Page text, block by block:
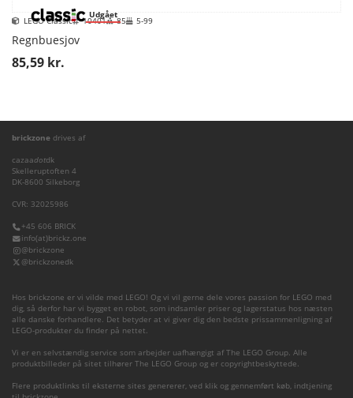
Udgået
LEGO Classic 10401 85 5-99
Regnbuesjov
85,59 kr.
brickzone drives af
cazaadotdk
Skelleruptoften 4
DK-8600 Silkeborg
CVR: 32025986
+45 606 BRICK
info(at)brickz.one
@brickzone
@brickzonedk
Hos brickzone er vi vilde med LEGO! Og vi vil gerne dele vores passion for LEGO med
dig, så derfor har vi bygget en robot, som indsamler priser og lagerstatus hos næsten
alle danske forhandlere. Det betyder at vi giver dig den bedste prissammenligning af
LEGO-produkter du finder på nettet.
Vi er en selvstændig service som arbejder uafhængigt af The LEGO Group. Alle
produktbilleder på sitet tilhører The LEGO Group og er copyrightbeskyttede.
Flere produktlinks til eksterne sites genererer, ved klik og gennemført køb, indtjening